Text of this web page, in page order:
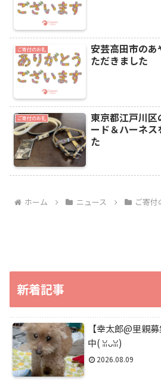
ご寄付のお礼
安芸高田市の
ただきました
ご寄付のお礼
東京都江戸川区
ード＆ハーネ
た
ホーム ニュース ご寄付
新着記事
【幸太郎@里親
中(⁠ ⁠ꈍ⁠ᴗ⁠ꈍ⁠)
2026.08.09